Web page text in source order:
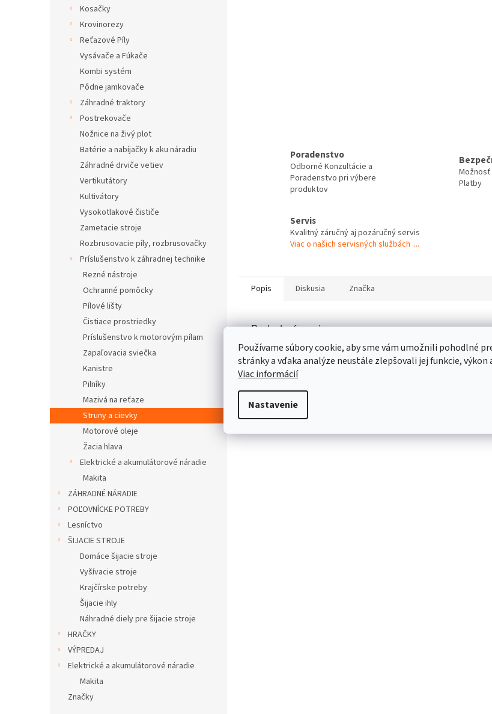
Používame súbory cookie, aby sme vám umožnili pohodlné
stránky a vďaka analýze neustále zlepšovali jej funkcie,
Viac informácií
Nastavenie
Kosačky
Krovinorezy
Reťazové Píly
Vysávače a Fúkače
Kombi systém
Pôdne jamkovače
Záhradné traktory
Postrekovače
Nožnice na živý plot
Batérie a nabíjačky k aku náradiu
Záhradné drviče vetiev
Vertikutátory
Kultivátory
Vysokotlakové čističe
Zametacie stroje
Rozbrusovacie píly, rozbrusovačky
Príslušenstvo k záhradnej technike
Rezné nástroje
Ochranné pomôcky
Pílové lišty
Čistiace prostriedky
Príslušenstvo k motorovým pílam
Zapaľovacia sviečka
Kanistre
Pilníky
Mazivá na reťaze
Struny a cievky
Motorové oleje
Žacia hlava
Elektrické a akumulátorové náradie
Makita
ZÁHRADNÉ NÁRADIE
POĽOVNÍCKE POTREBY
Lesníctvo
ŠIJACIE STROJE
Domáce šijacie stroje
Vyšívacie stroje
Krajčírske potreby
Šijacie ihly
Náhradné diely pre šijacie stroje
HRAČKY
VÝPREDAJ
Elektrické a akumulátorové náradie
Makita
Značky
Poradenstvo
Odborné Konzultácie a
Poradenstvo pri výbere
produktov
Platby
Servis
Kvalitný záručný aj pozáručný servis
Viac o našich servisných službách ....
Popis Diskusia Značka
Podrobný popis
3-zložkové polyamidové prevedenie v šedej, čiernej a
polyamid vystužený uhlíkovými vláknami
Znížená hlučnosť vďaka skrútenému profilu